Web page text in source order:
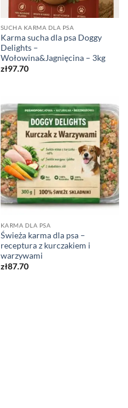
SUCHA KARMA DLA PSA
Karma sucha dla psa Doggy
Delights –
Wołowina&Jagnięcina – 3kg
zł97.70
KARMA DLA PSA
Świeża karma dla psa –
receptura z kurczakiem i
warzywami
zł87.70